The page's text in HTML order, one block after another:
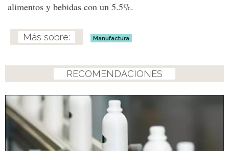
alimentos y bebidas con un 5.5%.
Manufactura
RECOMENDACIONES